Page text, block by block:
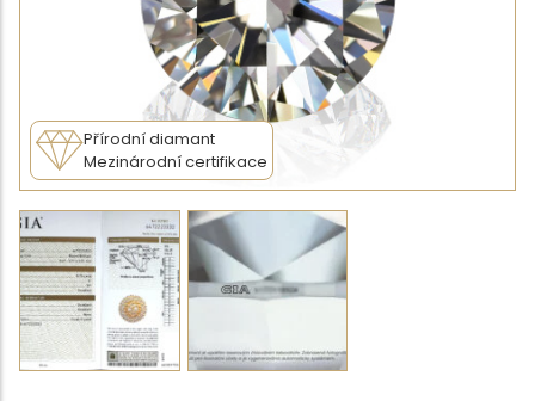
Přírodní diamant
Mezinárodní certifikace